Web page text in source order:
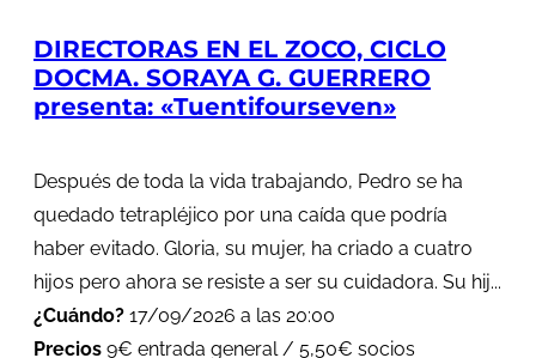
DIRECTORAS EN EL ZOCO, CICLO
DOCMA. SORAYA G. GUERRERO
presenta: «Tuentifourseven»
Después de toda la vida trabajando, Pedro se ha
quedado tetrapléjico por una caída que podría
haber evitado. Gloria, su mujer, ha criado a cuatro
hijos pero ahora se resiste a ser su cuidadora. Su hij...
¿Cuándo? 17/09/2026 a las 20:00
Precios 9€ entrada general / 5,50€ socios